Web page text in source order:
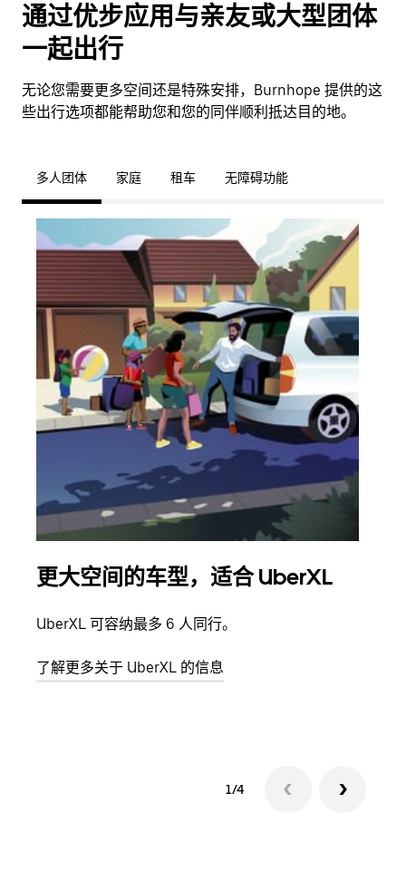
通过优步应用与亲友或大型团体
一起出行
无论您需要更多空间还是特殊安排，Burnhope 提供的这
些出行选项都能帮助您和您的同伴顺利抵达目的地。
多人团体 家庭 租车 无障碍功能
更大空间的车型，适合 UberXL
UberXL 可容纳最多 6 人同行。
了解更多关于 UberXL 的信息
1/4